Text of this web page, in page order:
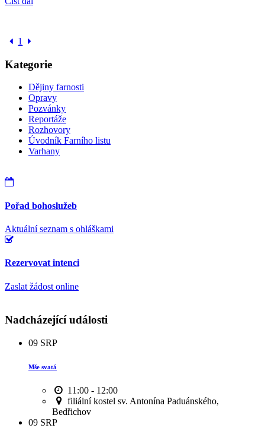
1
Kategorie
Dějiny farnosti
Opravy
Pozvánky
Reportáže
Rozhovory
Úvodník Farního listu
Varhany
Pořad bohoslužeb
Aktuální seznam s ohláškami
Rezervovat intenci
Zaslat žádost online
Nadcházející události
09 SRP
Mše svatá
11:00 - 12:00
filiální kostel sv. Antonína Paduánského,
Bedřichov
09 SRP